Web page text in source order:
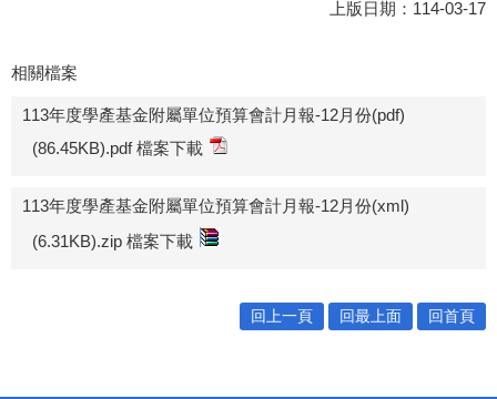
上版日期：114-03-17
相關檔案
113年度學產基金附屬單位預算會計月報-12月份(pdf)
(86.45KB).pdf 檔案下載
113年度學產基金附屬單位預算會計月報-12月份(xml)
(6.31KB).zip 檔案下載
回上一頁 回最上面 回首頁